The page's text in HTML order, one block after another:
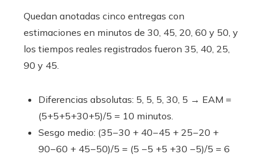
Quedan anotadas cinco entregas con
estimaciones en minutos de 30, 45, 20, 60 y 50, y
los tiempos reales registrados fueron 35, 40, 25,
90 y 45.
Diferencias absolutas: 5, 5, 5, 30, 5 → EAM =
(5+5+5+30+5)/5 = 10 minutos.
Sesgo medio: (35−30 + 40−45 + 25−20 +
90−60 + 45−50)/5 = (5 −5 +5 +30 −5)/5 = 6